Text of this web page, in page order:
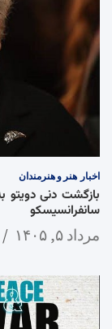
اخبار هنر و هنرمندان
سانفرانسیسکو
مرداد ۵, ۱۴۰۵